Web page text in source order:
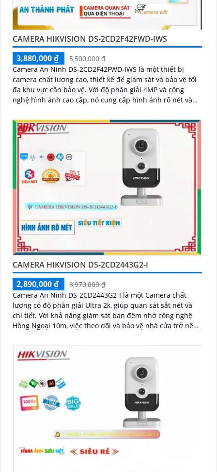
CAMERA HIKVISION DS-2CD2F42FWD-IWS
3,880,000 ₫
5,500,000 ₫
Camera An Ninh DS-2CD2F42FWD-IWS là một thiết bị
camera chất lượng cao, thiết kế để giám sát và bảo vệ tối
đa khu vực cần bảo vệ. Với độ phân giải 4MP và công
nghệ hình ảnh cao cấp, nó cung cấp hình ảnh rõ nét và
CAMERA HIKVISION DS-2CD2443G2-I
2,890,000 ₫
3,970,000 ₫
Camera An Ninh DS-2CD2443G2-I là một Camera chất
lượng có độ phân giải Ultra 2k, giúp quan sát sắt nét và
chi tiết. Với khả năng giám sát ban đêm nhờ công nghệ
Hồng Ngoại 10m, việc theo dõi và bảo vệ nhà cửa trở nên